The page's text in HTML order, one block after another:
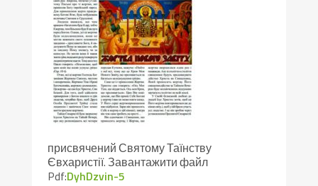
присвячений Святому Таїнству
Євхаристії. Завантажити файл
Pdf:DyhDzvin-5